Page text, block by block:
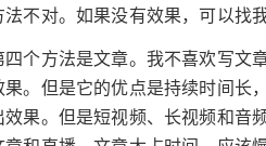
法不对。如果没有效果，可以找
四个方法是文章。我不喜欢写文
果。但是它的优点是持续时间长
效果。但是短视频、长视频和音